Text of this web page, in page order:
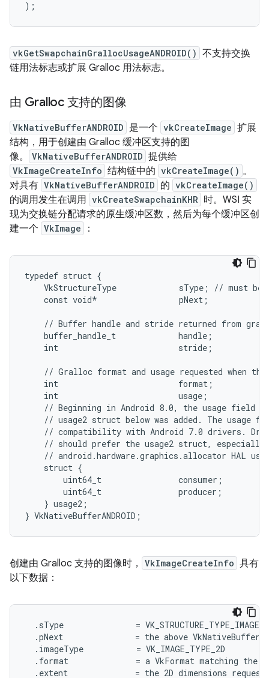
vkGetSwapchainGrallocUsageANDROID() 不支持交换
链用法标志或扩展 Gralloc 用法标志。
由 Gralloc 支持的图像
VkNativeBufferANDROID 是一个 vkCreateImage 扩展
结构，用于创建由 Gralloc 缓冲区支持的图
像。
VkNativeBufferANDROID 提供给
VkImageCreateInfo 结构链中的 vkCreateImage() 。
对具有 VkNativeBufferANDROID 的 vkCreateImage()
的调用发生在调用 vkCreateSwapchainKHR 时。WSI 实
现为交换链分配请求的原生缓冲区数，然后为每个缓冲区创
建一个 VkImage ：
typedef struct {
VkStructureType             sType; // must
    const void*                 pNext;
// Buffer handle and stride returned from
    buffer_handle_t             handle;
    int                         stride;
// Gralloc format and usage requested when
    int                         format;
    int                         usage;
// Beginning in Android 8.0, the usage field
// usage2 struct below was added. The usage
// compatibility with Android 7.0 drivers.
// should prefer the usage2 struct, especially
// android.hardware.graphics.allocator HAL
    struct {
        uint64_t                consumer;
        uint64_t                producer;
    } usage2;
创建由 Gralloc 支持的图像时， VkImageCreateInfo 具有
以下数据：
.sType               =
.pNext               = the above
  .imageType           = VK_IMAGE_TYPE_2D
.format              = a VkFormat matching the
.extent              = the 2D dimensions